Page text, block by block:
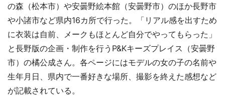
の森（松本市）や安曇野絵本館（安曇野市）のほか長野市
や小諸市など県内16カ所で行った。「リアル感を出すため
に衣装は自前、メークもほとんど自分でやってもらった」
と長野版の企画・制作を行うP&Kキーズプレイス（安曇野
市）の橘公成さん。各ページにはモデルの女の子の名前や
生年月日、県内で一番好きな場所、撮影を終えた感想など
が記載されている。